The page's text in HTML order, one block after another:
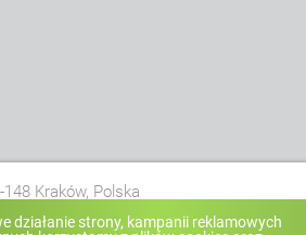
Kraków, Polska
działanie strony, kampanii reklamowych